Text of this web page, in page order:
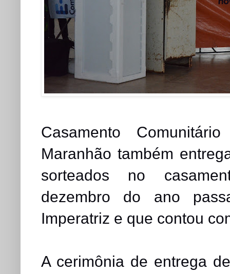
Casamento
Maranhão também
sorteados no
dezembro do ano
Imperatriz e que contou
A cerimônia de entrega